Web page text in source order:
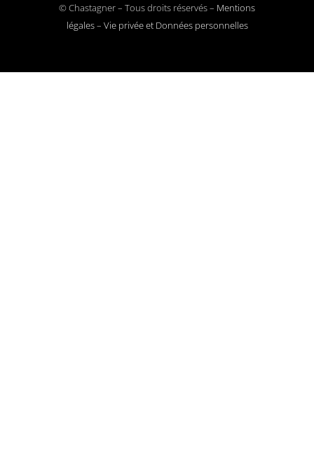
© Chastagner – Tous droits réservés – Mentions
légales– Vie privée et Données personnelles